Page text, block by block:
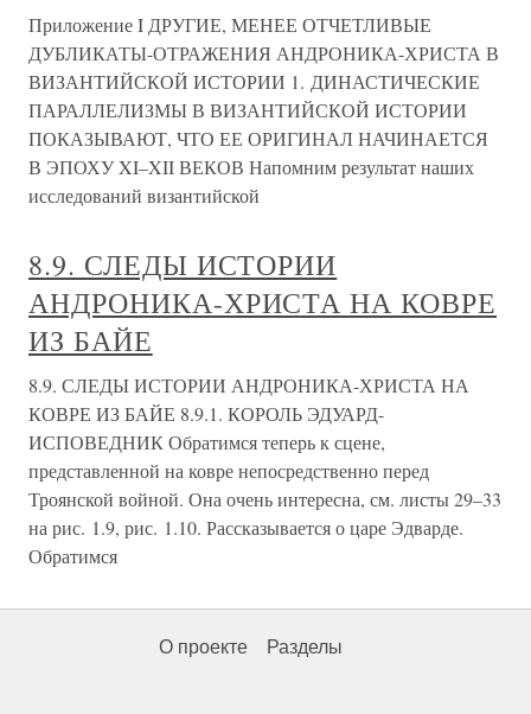
Приложение I ДРУГИЕ, МЕНЕЕ ОТЧЕТЛИВЫЕ
ДУБЛИКАТЫ-ОТРАЖЕНИЯ АНДРОНИКА-ХРИСТА В
ВИЗАНТИЙСКОЙ ИСТОРИИ 1. ДИНАСТИЧЕСКИЕ
ПАРАЛЛЕЛИЗМЫ В ВИЗАНТИЙСКОЙ ИСТОРИИ
ПОКАЗЫВАЮТ, ЧТО ЕЕ ОРИГИНАЛ НАЧИНАЕТСЯ
В ЭПОХУ XI–XII ВЕКОВ Напомним результат наших
исследований византийской
8.9. СЛЕДЫ ИСТОРИИ
АНДРОНИКА-ХРИСТА НА КОВРЕ
ИЗ БАЙЕ
8.9. СЛЕДЫ ИСТОРИИ АНДРОНИКА-ХРИСТА НА
КОВРЕ ИЗ БАЙЕ 8.9.1. КОРОЛЬ ЭДУАРД-
ИСПОВЕДНИК Обратимся теперь к сцене,
представленной на ковре непосредственно перед
Троянской войной. Она очень интересна, см. листы 29–33
на рис. 1.9, рис. 1.10. Рассказывается о царе Эдварде.
Обратимся
О проекте Разделы